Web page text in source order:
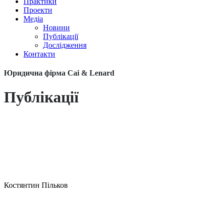
Проекти
Медіа
Новини
Публікації
Дослідження
Контакти
Юридична фірма Cai & Lenard
Публікації
Костянтин Пільков